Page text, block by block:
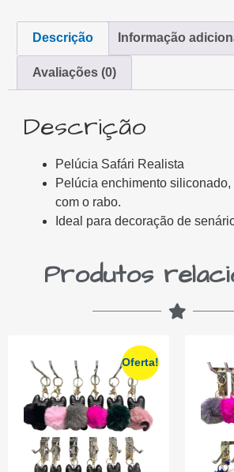
Descrição Informação
Avaliações (0)
Descrição
Pelúcia Safári Realista
Pelúcia enchimento
com o rabo.
Ideal para decoração de
Produtos
Oferta!